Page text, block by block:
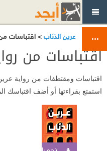
عرين الذئاب> اقتباسات
اقتباسات من
اقتباسات ومقتطفات من رواية
استمتع بقراءتها أو أضف اقتباسك